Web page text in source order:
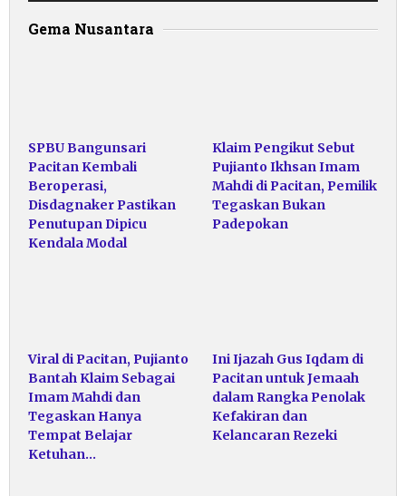
Gema Nusantara
SPBU Bangunsari
Pacitan Kembali
Beroperasi,
Disdagnaker Pastikan
Penutupan Dipicu
Kendala Modal
Klaim Pengikut Sebut
Pujianto Ikhsan Imam
Mahdi di Pacitan, Pemilik
Tegaskan Bukan
Padepokan
Viral di Pacitan, Pujianto
Bantah Klaim Sebagai
Imam Mahdi dan
Tegaskan Hanya
Tempat Belajar
Ketuhan…
Ini Ijazah Gus Iqdam di
Pacitan untuk Jemaah
dalam Rangka Penolak
Kefakiran dan
Kelancaran Rezeki